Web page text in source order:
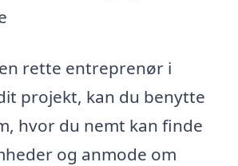
rette entreprenør i
projekt, kan du benytte
hvor du nemt kan finde
og anmode om